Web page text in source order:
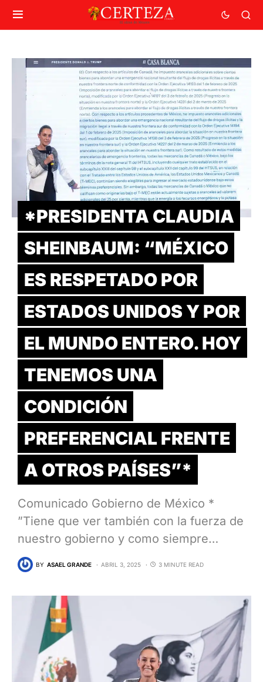
*PRESIDENTA CLAUDIA
SHEINBAUM: “MÉXICO
ES RESPETADO POR
ESTADOS UNIDOS Y POR
EL MUNDO ENTERO. HOY
TENEMOS UNA
CONDICIÓN
PREFERENCIAL FRENTE
A OTROS PAÍSES”*
Comunicado Gobierno de México *
”Tiene que ver también con la fuerza de
nuestro gobierno y como siempre…
BY ASAEL GRANDE ABRIL 3, 2025 3 MINUTE READ